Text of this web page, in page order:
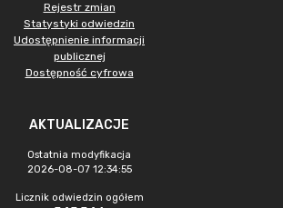
Rejestr zmian
Statystyki odwiedzin
Udostępnienie informacji
publicznej
Dostępność cyfrowa
AKTUALIZACJE
Ostatnia modyfikacja
2026-08-07 12:34:55
Licznik odwiedzin ogółem